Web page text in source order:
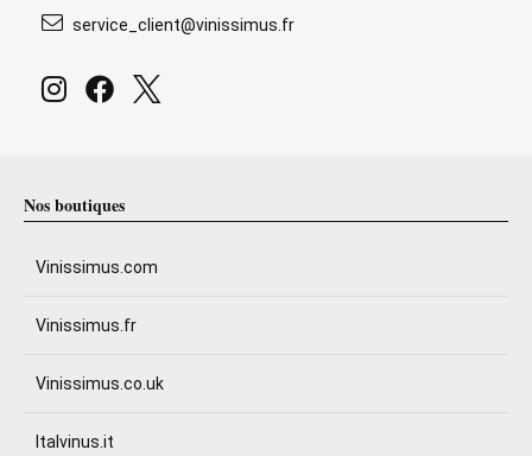
service_client@vinissimus.fr
Nos boutiques
Vinissimus.com
Vinissimus.fr
Vinissimus.co.uk
Italvinus.it